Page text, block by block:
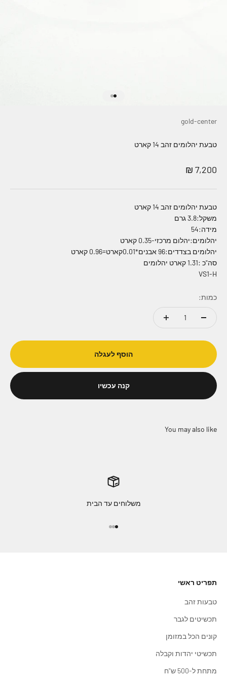
gold-center
טבעת יהלומים זהב 14 קארט
מחיר מבצע
7,200 ₪
טבעת יהלומים זהב 14 קארט
משקל:3.8 גרם
מידה:54
יהלומים:יהלום מרכזי-0.35 קארט
יהלומים בצדדים:96 אבנים*0.01קארט=0.96 קארט
סה"כ :1.31 קארט יהלומים
VS1-H
כמות:
הוסף לעגלה
קנה עכשיו
משלוחים עד הבית
תפריט ראשי
טבעות זהב
תכשיטים לגבר
קונים הכל במזומן
תכשיטי יהדות וקבלה
מתחת ל-500 ש"ח